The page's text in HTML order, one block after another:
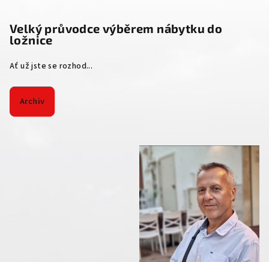
Velký průvodce výběrem nábytku do
ložnice
Ať už jste se rozhod...
Archiv